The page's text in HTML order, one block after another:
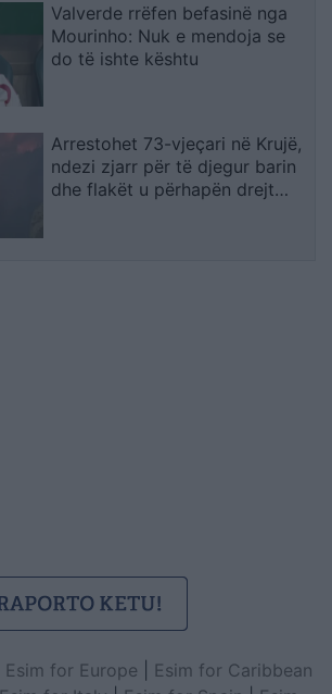
Valverde rrëfen befasinë nga
Mourinho: Nuk e mendoja se
do të ishte kështu
Arrestohet 73-vjeçari në Krujë,
ndezi zjarr për të djegur barin
dhe flakët u përhapën drejt
Esim for Europe
Esim for Caribbean